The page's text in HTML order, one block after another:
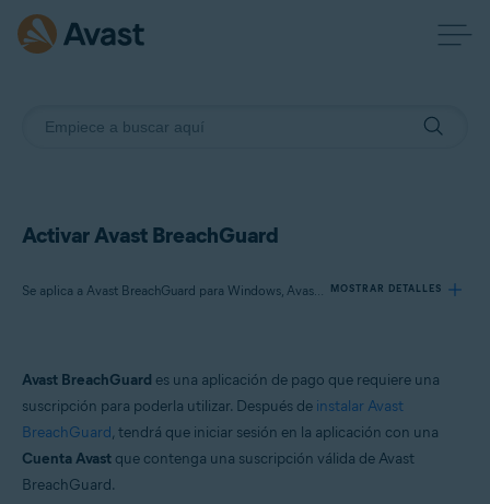
Activar Avast BreachGuard
Se aplica a Avast BreachGuard para Windows, Avast BreachGuard para Mac MOSTRAR DETALLES
Productos:
Avast BreachGuard 24.x para Windows
Sistemas operativos:
Avast BreachGuard es una aplicación de pago que requiere una
suscripción para poderla utilizar. Después de instalar Avast
BreachGuard, tendrá que iniciar sesión en la aplicación con una
Cuenta Avast que contenga una suscripción válida de Avast
BreachGuard.